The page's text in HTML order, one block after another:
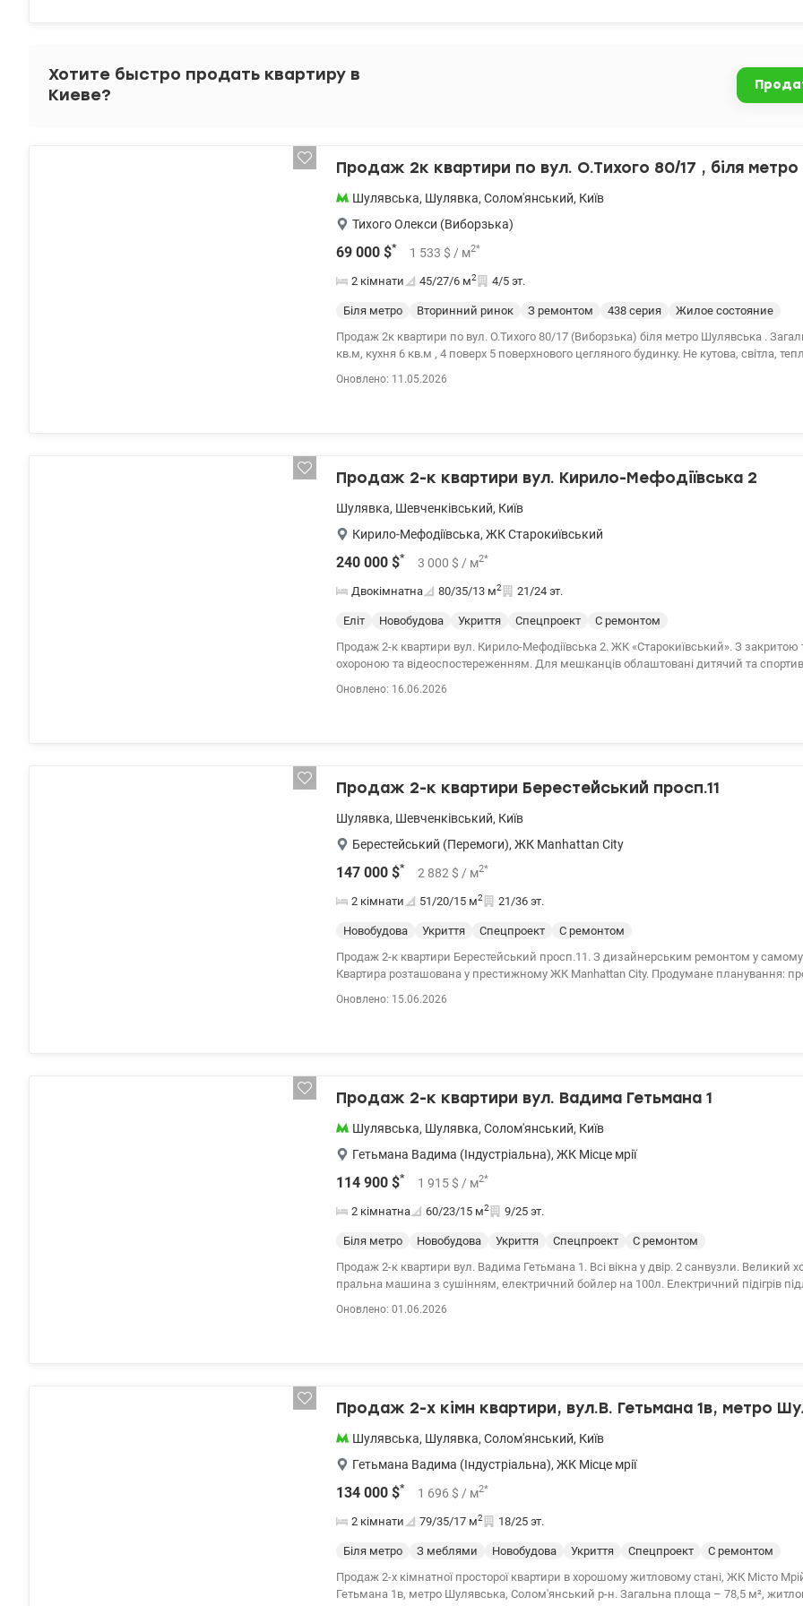
спортивний майданчик, поруч парк, школа, дитячий садок, метро Шулявська - 5 хв.
149000 у.е без комісіі для покупця. 0672353314 Ірина. www.valion.ua/1139828
Хотите быстро продать квартиру в
Киеве?
Продаж 2к квартири по вул. О.Тихого 80/17 , біля
Шулявська, Шулявка, Солом'янський, Київ
Тихого Олекси (Виборзька)
69 000 $* 1 533 $ / м2*
2 кімнати 45/27/6 м2 4/5 эт.
Біля метро Вторинний ринок З ремонтом 438 серия
Жилое состояние
Продаж 2к квартири по вул. О.Тихого 80/17 (Виборзька) біля метро Шулявська .
кв.м, кухня 6 кв.м , 4 поверх 5 поверхнового цегляного будинку. Не кутова, світла,
Оновлено: 11.05.2026
Продаж 2-к квартири вул. Кирило-Мефодіївська 2
Шулявка, Шевченківський, Київ
Кирило-Мефодіївська, ЖК Старокиївський
240 000 $* 3 000 $ / м2*
Двокімнатна 80/35/13 м2 21/24 эт.
Еліт Новобудова Укриття Спецпроект
С ремонтом
Продаж 2-к квартири вул. Кирило-Мефодіївська 2. ЖК «Старокиївський». З закритою
охороною та відеоспостереженням. Для мешканців облаштовані дитячий та
Оновлено: 16.06.2026
Продаж 2-к квартири Берестейський просп.11
Шулявка, Шевченківський, Київ
Берестейський (Перемоги), ЖК Manhattan City
147 000 $* 2 882 $ / м2*
2 кімнати 51/20/15 м2 21/36 эт.
Новобудова Укриття Спецпроект
С ремонтом
Продаж 2-к квартири Берестейський просп.11. З дизайнерським ремонтом у самому
Квартира розташована у престижному ЖК Manhattan City. Продумане планування:
Оновлено: 15.06.2026
Продаж 2-к квартири вул. Вадима Гетьмана 1
Шулявська, Шулявка, Солом'янський, Київ
Гетьмана Вадима (Індустріальна), ЖК Місце мрії
114 900 $* 1 915 $ / м2*
2 кімнатна 60/23/15 м2 9/25 эт.
Біля метро Новобудова Укриття Спецпроект
С ремонтом
Продаж 2-к квартири вул. Вадима Гетьмана 1. Всі вікна у двір. 2 санвузли. Великий
пральна машина з сушінням, електричний бойлер на 100л. Електричний підігрів
Оновлено: 01.06.2026
Продаж 2-х кімн квартири, вул.В. Гетьмана 1в, метро
Шулявська, Шулявка, Солом'янський, Київ
Гетьмана Вадима (Індустріальна), ЖК Місце мрії
134 000 $* 1 696 $ / м2*
2 кімнати 79/35/17 м2 18/25 эт.
Біля метро З меблями Новобудова Укриття Спецпроект
С ремонтом
Продаж 2-х кімнатної просторої квартири в хорошому житловому стані, ЖК Місто
Гетьмана 1в, метро Шулявська, Солом'янський р-н. Загальна площа – 78,5 м²,